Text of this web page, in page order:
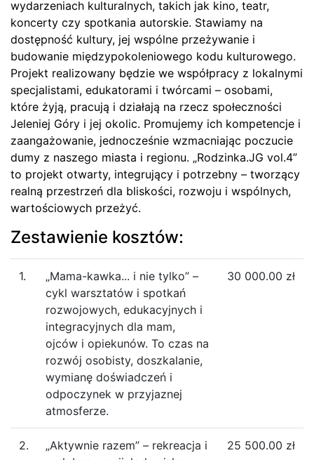
wydarzeniach kulturalnych, takich jak kino, teatr,
koncerty czy spotkania autorskie. Stawiamy na
dostępność kultury, jej wspólne przeżywanie i
budowanie międzypokoleniowego kodu kulturowego.
Projekt realizowany będzie we współpracy z lokalnymi
specjalistami, edukatorami i twórcami – osobami,
które żyją, pracują i działają na rzecz społeczności
Jeleniej Góry i jej okolic. Promujemy ich kompetencje i
zaangażowanie, jednocześnie wzmacniając poczucie
dumy z naszego miasta i regionu. „Rodzinka.JG vol.4”
to projekt otwarty, integrujący i potrzebny – tworzący
realną przestrzeń dla bliskości, rozwoju i wspólnych,
wartościowych przeżyć.
Zestawienie kosztów:
1.
„Mama-kawka... i nie tylko” –
cykl warsztatów i spotkań
rozwojowych, edukacyjnych i
integracyjnych dla mam,
ojców i opiekunów. To czas na
rozwój osobisty, doszkalanie,
wymianę doświadczeń i
odpoczynek w przyjaznej
atmosferze.
30 000.00 zł
2.
„Aktywnie razem” – rekreacja i
25 500.00 zł